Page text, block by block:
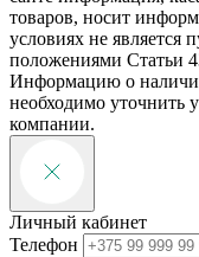
товаров, носит
условиях не является
положениями Статьи
Информацию о
необходимо уточнить
компании.
Личный кабинет
Телефон